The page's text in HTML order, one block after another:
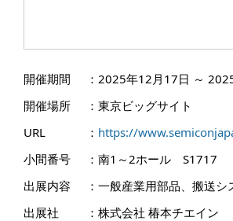
開催期間 ： 2025年12月17日 ～
開催場所
： 東京ビッグサイト
URL
： https://
小間番号
： 南1～2ホール S1717
出展内容
： 一般産業用部品、搬送シ
出展社
： 株式会社 椿本チエイン